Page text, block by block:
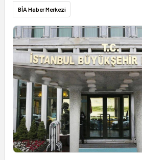
BİA Haber Merkezi